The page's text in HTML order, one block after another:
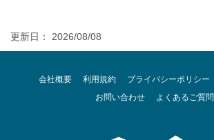
更新日： 2026/08/08
会社概要 利用規約 プライバシーポリシー
お問い合わせ
よくあるご質問